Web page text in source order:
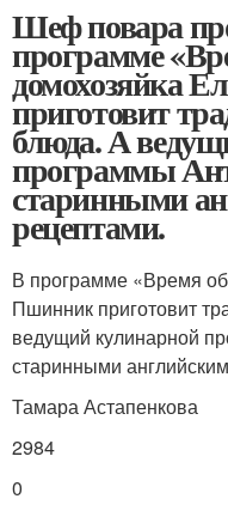
Шеф повара
программе
домохозяйка
приготовит
блюда. А
программы
старинными
рецептами.
В программе «Время
Пшинник приготовит
ведущий кулинарной
старинными
Тамара Астапенкова
2984
0